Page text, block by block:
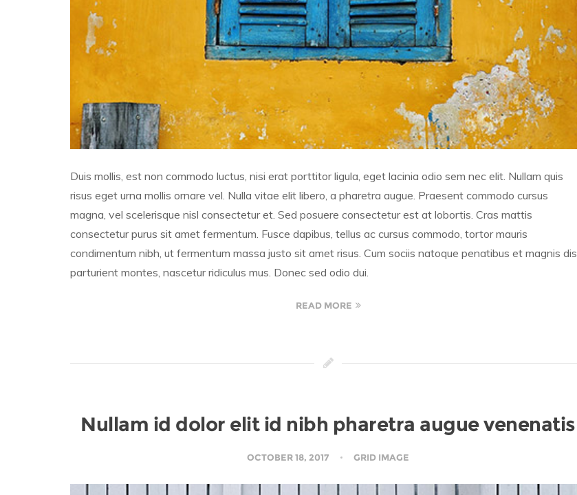
Duis mollis, est non commodo luctus, nisi erat porttitor ligula, eget lacinia odio sem nec elit. Nullam quis
risus eget urna mollis ornare vel. Nulla vitae elit libero, a pharetra augue. Praesent commodo cursus
magna, vel scelerisque nisl consectetur et. Sed posuere consectetur est at lobortis. Cras mattis
consectetur purus sit amet fermentum. Fusce dapibus, tellus ac cursus commodo, tortor mauris
condimentum nibh, ut fermentum massa justo sit amet risus. Cum sociis natoque penatibus et magnis dis
parturient montes, nascetur ridiculus mus. Donec sed odio dui.
READ MORE
Nullam id dolor elit id nibh pharetra augue venenatis
OCTOBER 18, 2017 GRID IMAGE